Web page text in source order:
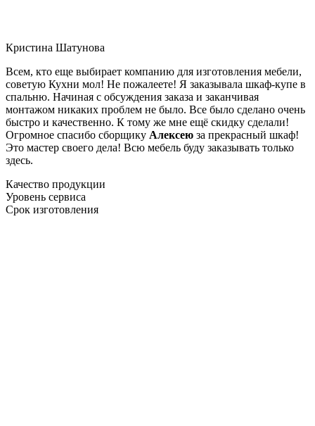
Кристина Шатунова
Всем, кто еще выбирает компанию для изготовления мебели,
советую Кухни мол! Не пожалеете! Я заказывала шкаф-купе в
спальню. Начиная с обсуждения заказа и заканчивая
монтажом никаких проблем не было. Все было сделано очень
быстро и качественно. К тому же мне ещё скидку сделали!
Огромное спасибо сборщику Алексею за прекрасный шкаф!
Это мастер своего дела! Всю мебель буду заказывать только
здесь.
Качество продукции
Уровень сервиса
Срок изготовления